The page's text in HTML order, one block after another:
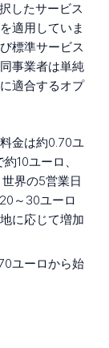
したサービス
適用していま
標準サービス
事業者は単純
適合するオプ
金は約0.70ユ
10ユーロ、
界の5営業日
～30ユーロ
に応じて増加
ユーロから始